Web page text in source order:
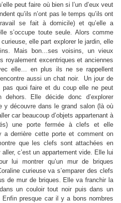
peut faire où bien si l’un d’eux veut
qu’ils n’ont pas le temps qu’ils ont
se fait à domicile) et qu’elle a
s’occupe toute seule. Alors comme
elle part explorer le jardin, elle
Mais bon…ses voisins, un vieux
royalement excentriques et anciennes
elle… en plus ils ne se rappellent
aussi un chat noir. Un jour de
pas quoi faire et du coup elle ne peut
dehors. Elle décide donc d’explorer
y découvre dans le grand salon (là où
car beaucoup d’objets appartenant à
une porte fermée à clefs et elle
a derrière cette porte et comment on
que les clefs sont attachées en
c’est un appartement vide. Elle lui
lui montrer qu’un mur de briques
curieuse va s’emparer des clefs
de mur de briques. Elle va franchir la
un couloir tout noir puis dans un
Enfin presque car il y a bons nombres